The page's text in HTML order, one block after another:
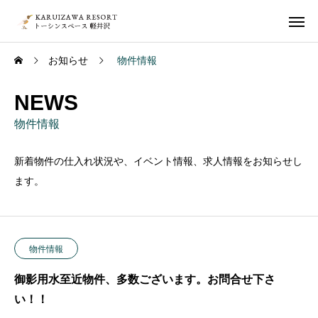
お知らせ 物件情報
NEWS
物件情報
新着物件の仕入れ状況や、イベント情報、求人情報をお知らせし
ます。
物件情報
御影用水至近物件、多数ございます。お問合せ下さ
い！！